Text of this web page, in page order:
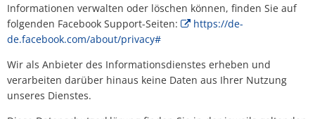
Informationen verwalten oder löschen können, finden Sie auf
folgenden Facebook Support-Seiten:
https://de-
de.facebook.com/about/privacy#
Wir als Anbieter des Informationsdienstes erheben und
verarbeiten darüber hinaus keine Daten aus Ihrer Nutzung
unseres Dienstes.